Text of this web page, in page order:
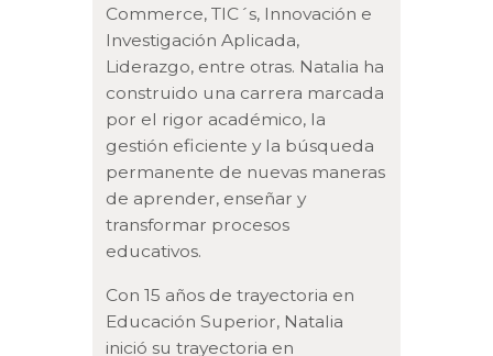
Commerce, TIC´s, Innovación e
Investigación Aplicada,
Liderazgo, entre otras. Natalia ha
construido una carrera marcada
por el rigor académico, la
gestión eficiente y la búsqueda
permanente de nuevas maneras
de aprender, enseñar y
transformar procesos
educativos.
Con 15 años de trayectoria en
Educación Superior, Natalia
inició su trayectoria en